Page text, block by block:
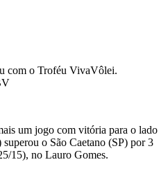
com o Troféu VivaVôlei.
um jogo com vitória para o lado
o São Caetano (SP) por 3
15), no Lauro Gomes.